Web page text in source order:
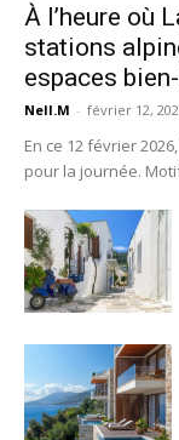
À l’heure où
stations
espaces
Nell.M - février 12,
En ce 12 février
pour la journée.